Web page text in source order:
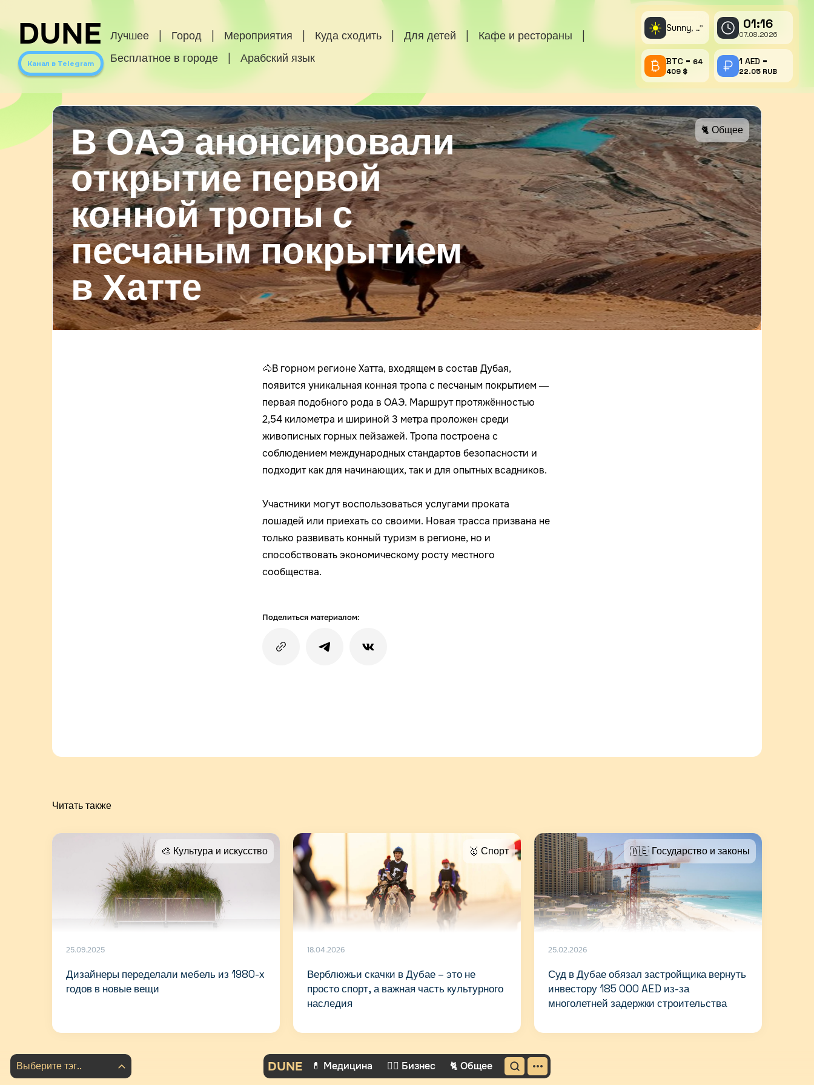
DUNE
Канал в Telegram
Лучшее Город Мероприятия Куда сходить Для детей Кафе и рестораны
Бесплатное в городе
Арабский язык
☀️ Sunny, ..° 01:16
07.08.2026
BTC = 64
409 $
1 AED =
22.05 RUB
Выберите тэг..
В ОАЭ анонсировали
открытие первой
конной тропы с
песчаным покрытием
в Хатте
🐈 Общее
🐴В горном регионе Хатта, входящем в состав Дубая,
появится уникальная конная тропа с песчаным покрытием —
первая подобного рода в ОАЭ. Маршрут протяжённостью
2,54 километра и шириной 3 метра проложен среди
живописных горных пейзажей. Тропа построена с
соблюдением международных стандартов безопасности и
подходит как для начинающих, так и для опытных всадников.
Участники могут воспользоваться услугами проката
лошадей или приехать со своими. Новая трасса призвана не
только развивать конный туризм в регионе, но и
способствовать экономическому росту местного
сообщества.
Поделиться материалом:
Читать также
🎨 Культура и искусство
25.09.2025
Дизайнеры переделали мебель из 1980-х
годов в новые вещи
🥇 Спорт
18.04.2026
Верблюжьи скачки в Дубае – это не
просто спорт, а важная часть культурного
наследия
🇦🇪 Государство и законы
25.02.2026
Суд в Дубае обязал застройщика вернуть
инвестору 185 000 AED из-за
многолетней задержки строительства
DUNE 💊 Медицина 🤵‍♂️ Бизнес 🐈 Общее